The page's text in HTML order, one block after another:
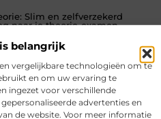
belangrijk
vergelijkbare technologieën om te
en om uw ervaring te
ingezet voor verschillende
advertenties en
de website. Voor meer informatie
Slim en zelfverzekerd
naar je theorie-examen
dichterbij waarop je je rijbewijs
Voordat je achter het stuur
de motor mag stappen, moet je
voor het theorie-examen.
zoeken